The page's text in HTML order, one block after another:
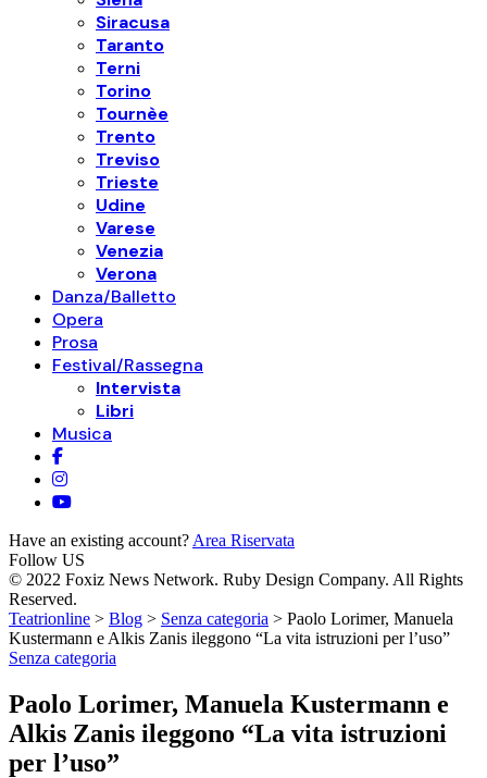
Siracusa
Taranto
Terni
Torino
Tournèe
Trento
Treviso
Trieste
Udine
Varese
Venezia
Verona
Danza/Balletto
Opera
Prosa
Festival/Rassegna
Intervista
Libri
Musica
Have an existing account? Area Riservata
Follow US
© 2022 Foxiz News Network. Ruby Design Company. All Rights
Reserved.
Teatrionline > Blog > Senza categoria > Paolo Lorimer, Manuela
Kustermann e Alkis Zanis ileggono “La vita istruzioni per l’uso”
Senza categoria
Paolo Lorimer, Manuela Kustermann e
Alkis Zanis ileggono “La vita istruzioni
per l’uso”